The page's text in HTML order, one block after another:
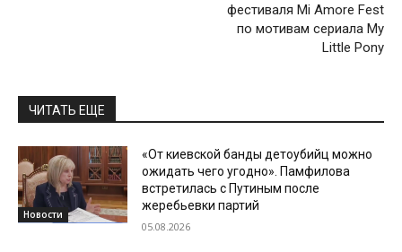
фестиваля Mi Amore Fest
по мотивам сериала My
Little Pony
ЧИТАТЬ ЕЩЕ
Новости
«От киевской банды детоубийц можно
ожидать чего угодно». Памфилова
встретилась с Путиным после
жеребьевки партий
05.08.2026